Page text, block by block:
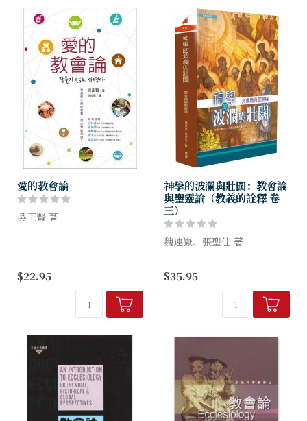
愛的教會論
吳正賢 著
算世界都絕望了，基督的教會
也能帶來希望！
$22.95
神學的波瀾與壯闊：教會論
與聖靈論（教義的詮釋 卷
三）
魏連嶽、張聖佳 著
三冊，延續卷一討論系統神學
／教義學的方法論以及神論和
人論，還有卷二論述的基督
論、贖罪論和救恩論。卷三則
$35.95